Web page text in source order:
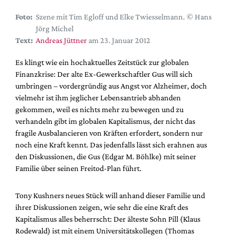
Festival-Planer
Hefte
Alle Hefte
Leseproben
Podcast
Service
Shop / Abo
Newsletter
Redaktion
Autor:innen
Mediadaten
Suche
Foto: Szene mit Tim Egloff und Elke Twiesselmann. © Hans
Jörg Michel
Text: Andreas Jüttner am 23. Januar 2012
Es klingt wie ein hochaktuelles Zeitstück zur globalen
Finanzkrise: Der alte Ex-Gewerkschaftler Gus will sich
umbringen – vordergründig aus Angst vor Alzheimer, doch
vielmehr ist ihm jeglicher Lebensantrieb abhanden
gekommen, weil es nichts mehr zu bewegen und zu
verhandeln gibt im globalen Kapitalismus, der nicht das
fragile Ausbalancieren von Kräften erfordert, sondern nur
noch eine Kraft kennt. Das jedenfalls lässt sich erahnen aus
den Diskussionen, die Gus (Edgar M. Böhlke) mit seiner
Familie über seinen Freitod-Plan führt.
Tony Kushners neues Stück will anhand dieser Familie und
ihrer Diskussionen zeigen, wie sehr die eine Kraft des
Kapitalismus alles beherrscht: Der älteste Sohn Pill (Klaus
Rodewald) ist mit einem Universitätskollegen (Thomas